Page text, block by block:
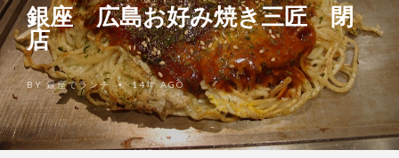
銀座 広島お好み焼き三匠 閉
店
BY 銀座でランチ •14年 AGO